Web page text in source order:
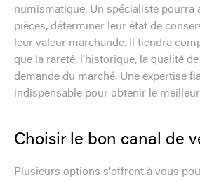
numismatique. Un spécialiste pourra
pièces, déterminer leur état de
leur valeur marchande. Il tiendra
que la rareté, l'historique, la qualité
demande du marché. Une expertise
indispensable pour obtenir le
Choisir le bon canal de
Plusieurs options s'offrent à vous